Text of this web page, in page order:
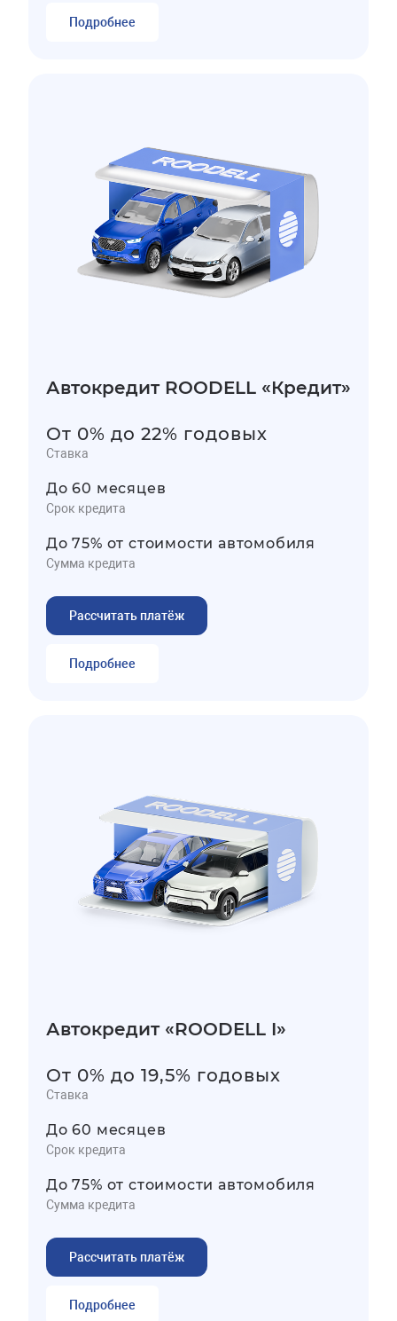
Подробнее
Автокредит ROODELL «Кредит»
От 0% до 22% годовых
Ставка
До 60 месяцев
Срок кредита
До 75% от стоимости автомобиля
Сумма кредита
Рассчитать платёж
Подробнее
Автокредит «ROODELL I»
От 0% до 19,5% годовых
Ставка
До 60 месяцев
Срок кредита
До 75% от стоимости автомобиля
Сумма кредита
Рассчитать платёж
Подробнее